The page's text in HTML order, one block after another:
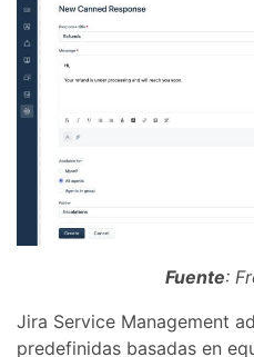
Fuente:
Jira Service Management
predefinidas basadas en